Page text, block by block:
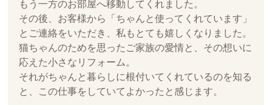
もう一方のお部屋へ移動してくれました。
その後、お客様から「ちゃんと使ってくれています」
とご連絡をいただき、私もとても嬉しくなりました。
猫ちゃんのためを思ったご家族の愛情と、その想いに
応えた小さなリフォーム。
それがちゃんと暮らしに根付いてくれているのを知る
と、この仕事をしていてよかったと感じます。